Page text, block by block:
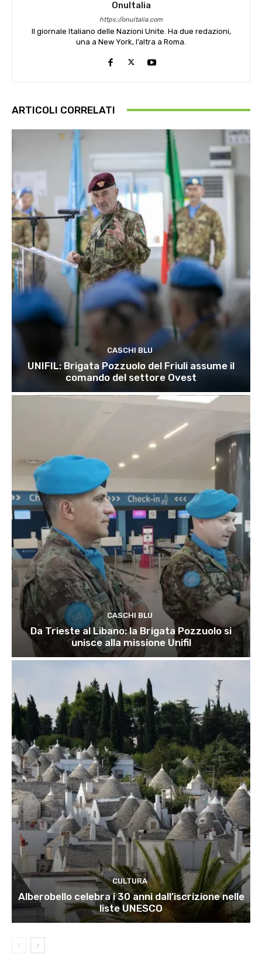
OnuItalia
https://onuitalia.com
Il giornale Italiano delle Nazioni Unite. Ha due redazioni,
una a New York, l’altra a Roma.
ARTICOLI CORRELATI
CASCHI BLU
UNIFIL: Brigata Pozzuolo del Friuli assume il
comando del settore Ovest
CASCHI BLU
Da Trieste al Libano: la Brigata Pozzuolo si
unisce alla missione Unifil
CULTURA
Alberobello celebra i 30 anni dall’iscrizione nelle
liste UNESCO